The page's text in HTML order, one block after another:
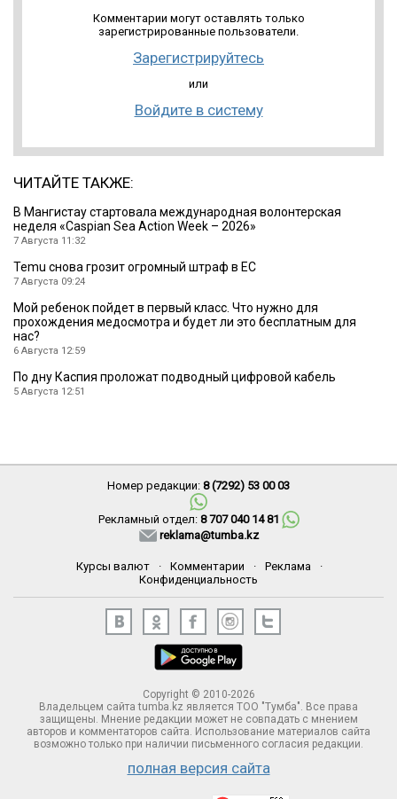
Комментарии могут оставлять только
зарегистрированные пользователи.
Зарегистрируйтесь
или
Войдите в систему
ЧИТАЙТЕ ТАКЖЕ:
B Мангистау стартовала международная волонтерская
неделя «Caspian Sea Action Week – 2026»
7 Августа 11:32
Temu снова грозит огромный штраф в ЕС
7 Августа 09:24
Мой ребенок пойдет в первый класс. Что нужно для
прохождения медосмотра и будет ли это бесплатным для
нас?
6 Августа 12:59
По дну Каспия проложат подводный цифровой кабель
5 Августа 12:51
Номер редакции: 8 (7292) 53 00 03
Рекламный отдел: 8 707 040 14 81
reklama@tumba.kz
Курсы валют · Комментарии · Реклама
·
Конфиденциальность
Copyright © 2010-2026
Владельцем сайта tumba.kz является ТОО "Тумба". Все права
защищены. Мнение редакции может не совпадать с мнением
авторов и комментаторов сайта. Использование материалов сайта
возможно только при наличии письменного согласия редакции.
полная версия сайта